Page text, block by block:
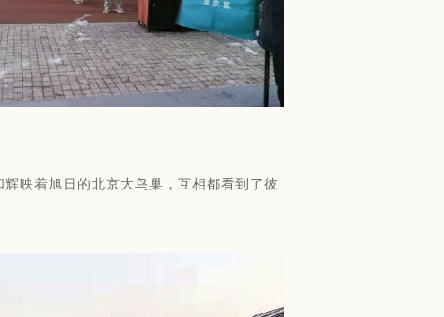
映着旭日的北京大鸟巢，互相都看到了彼